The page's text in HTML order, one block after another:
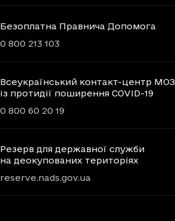
Безоплатна Правнича Допомога
0 800 213 103
Всеукраїнський контакт-центр МОЗ
із протидії поширення COVID-19
0 800 60 20 19
Резерв для державної служби
на деокупованих територіях
reserve.nads.gov.ua